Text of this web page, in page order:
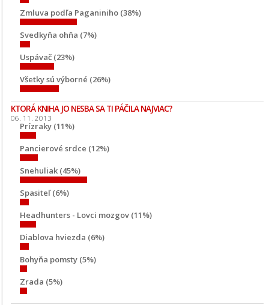
Zmluva podľa Paganiniho (38%)
Svedkyňa ohňa (7%)
Uspávač (23%)
Všetky sú výborné (26%)
KTORÁ KNIHA JO NESBA SA TI PÁČILA NAJVIAC?
06. 11. 2013
Prízraky (11%)
Pancierové srdce (12%)
Snehuliak (45%)
Spasiteľ (6%)
Headhunters - Lovci mozgov (11%)
Diablova hviezda (6%)
Bohyňa pomsty (5%)
Zrada (5%)